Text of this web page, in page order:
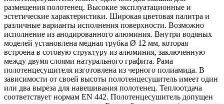
размещения полотенец. Высокие эксплуатационные и
эстетические характеристики. Широкая цветовая палитра и
различные варианты исполнения поверхности. Возможно
исполнение из анодированного алюминия. Внутри водяных
моделей установлена медная трубка Ø 12 мм, которая
встроена в сотовую структуру из алюминия, заключенную
между двумя слоями натурального графита. Рама
полотенцесушителя изготовлена из черного полиамида. В
зависимости от своей высоты полотенцесушитель имеет один
или два выреза для навешивания полотенец. Теплоотдача
соответствует нормам EN 442. Полотенцесушитель допущен